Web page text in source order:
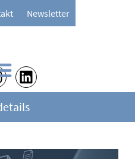
Newsletter